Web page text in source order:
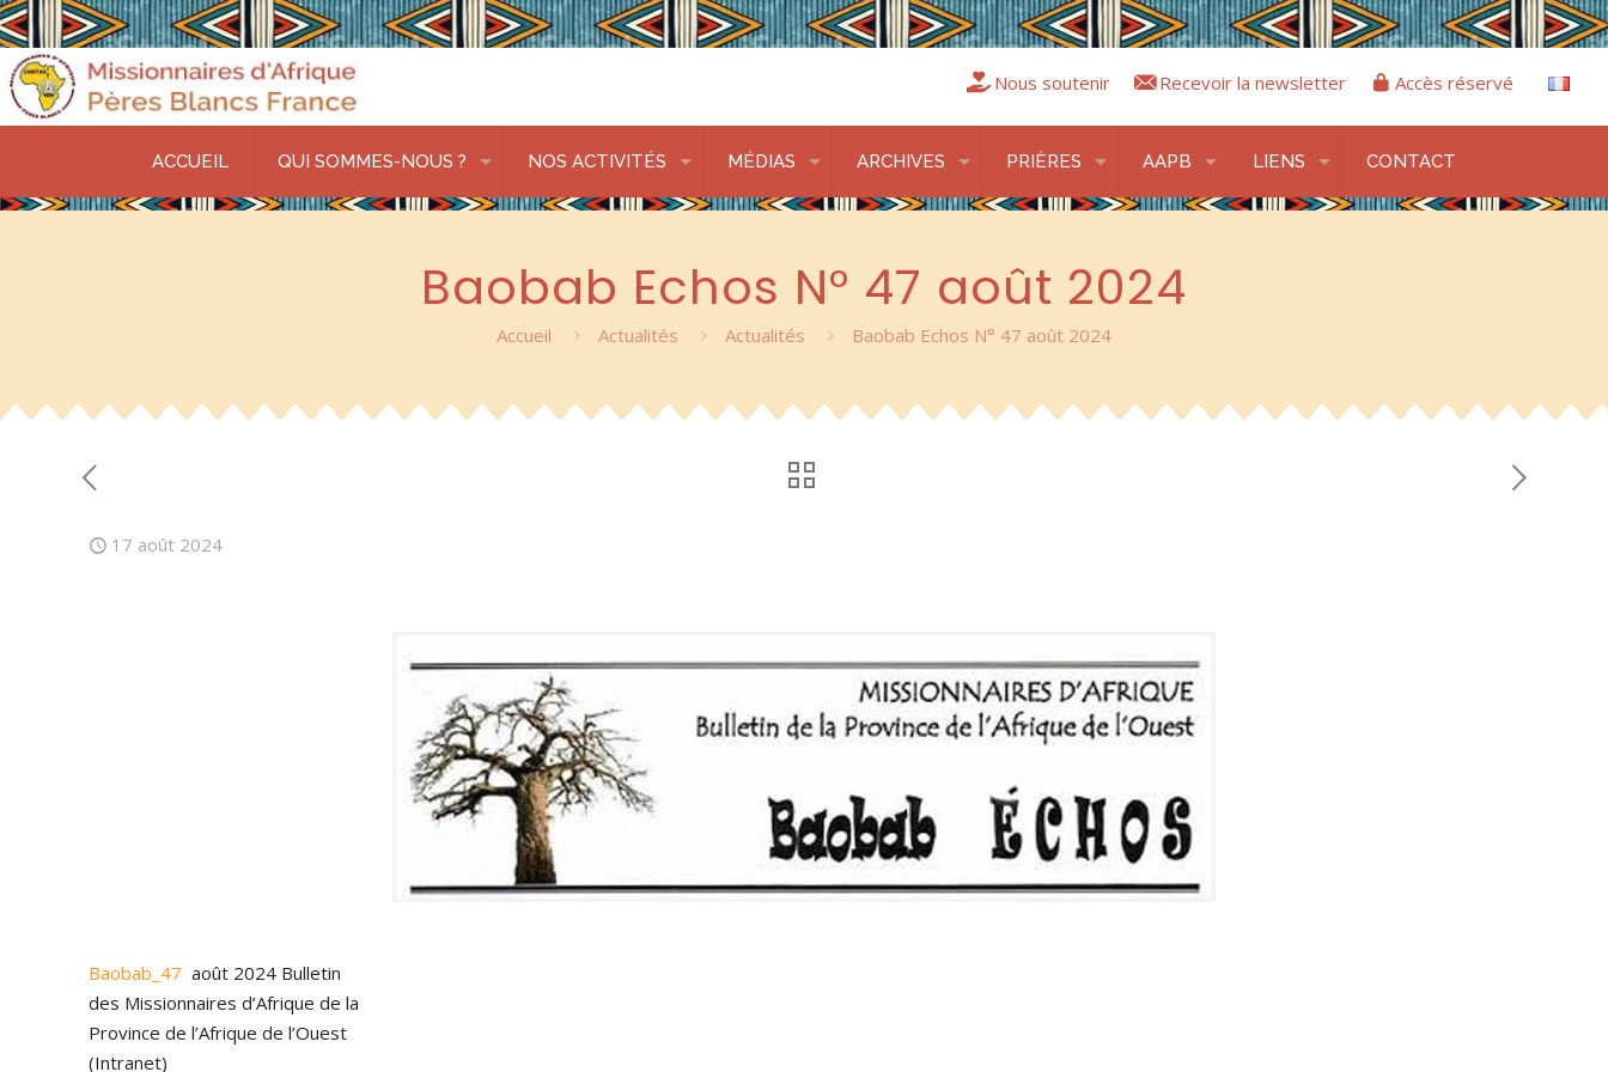
ACCUEIL QUI SOMMES-NOUS ? NOS ACTIVITÉS MÉDIAS ARCHIVES PRIÈRES AAPB LIENS CONTACT
Nous soutenir Recevoir la newsletter Accès réservé
Baobab Echos N° 47 août 2024
Accueil Actualités Actualités Baobab Echos N° 47 août 2024
17 août 2024
Baobab_47 août 2024 Bulletin
des Missionnaires d’Afrique de la
Province de l’Afrique de l’Ouest
(Intranet)